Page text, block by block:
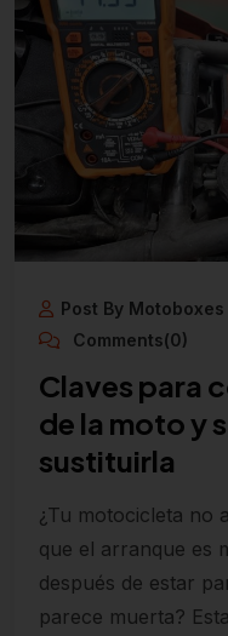
Post By Motoboxes
Comments(0)
Claves para
de la moto y
sustituirla
¿Tu motocicleta no
que el arranque es
después de estar
parece muerta?